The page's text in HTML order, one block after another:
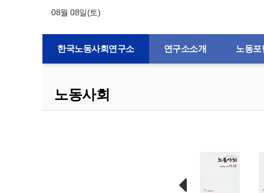
08월 08일(토)
한국노동사회연구소 연구소소개 노동포
노동사회